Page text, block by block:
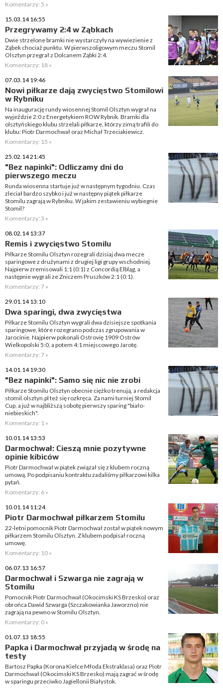
Komentarzy: 5 »
15.03.14 16:55
Przegrywamy 2:4 w Ząbkach
Dwie strzelone bramki nie wystarczyły na wywiezienie z
Ząbek chociaż punktu. W pierwszoligowym meczu Stomil
Olsztyn przegrał z Dolcanem Ząbki 2:4.
Komentarzy: 18 »
07.03.14 19:46
Nowi piłkarze dają zwycięstwo Stomilowi
w Rybniku
Na inaugurację rundy wiosennej Stomil Olsztyn wygrał na
wyjeździe 2:0 z Energetykiem ROW Rybnik. Bramki dla
olsztyńskiego klubu strzelali piłkarze, którzy zimą trafili do
klubu: Piotr Darmochwał oraz Michał Trzeciakiewicz.
Komentarzy: 15 »
25.02.14 21:45
"Bez napinki": Odliczamy dni do
pierwszego meczu
Runda wiosenna startuje już w następnym tygodniu. Czas
zleciał bardzo szybko i już w następny piątek piłkarze
Stomilu zagrają w Rybniku. W jakim zestawieniu wybiegnie
Stomil?
Komentarzy: 3 »
08.02.14 13:37
Remis i zwycięstwo Stomilu
Piłkarze Stomilu Olsztyn rozegrali dzisiaj dwa mecze
sparingowe z drużynami z drugiej ligi grupy wschodniej.
Najpierw zremisowali 1:1 (0:1) z Concordią Elbląg, a
następnie wygrali ze Zniczem Pruszków 2:1 (0:1).
Komentarzy: 7 »
29.01.14 13:10
Dwa sparingi, dwa zwycięstwa
Piłkarze Stomilu Olsztyn wygrali dwa dzisiejsze spotkania
sparingowe, które rozegrano podczas zgrupowania w
Jarocinie. Najpierw pokonali Ostrovię 1909 Ostrów
Wielkopolski 5:0, a potem 4:1 miejscowego Jarotę.
Komentarzy: 7 »
14.01.14 19:30
"Bez napinki": Samo się nic nie zrobi
Piłkarze Stomilu Olsztyn obecnie ciężko trenują, a redakcja
stomil.olsztyn.pl też się rozkręca. Za nami turniej Stomil
Cup, a już w najbliższą sobotę pierwszy sparing "biało-
niebieskich".
Komentarzy: 1 »
10.01.14 13:53
Darmochwał: Cieszą mnie pozytywne
opinie kibiców
Piotr Darmochwał w piątek związał się z klubem roczną
umową. Po podpisaniu kontraktu zadaliśmy piłkarzowi kilka
pytań.
Komentarzy: 6 »
10.01.14 11:24
Piotr Darmochwał piłkarzem Stomilu
22-letni pomocnik Piotr Darmochwał został w piątek nowym
piłkarzem Stomilu Olsztyn. Z klubem podpisał roczną
umowę.
Komentarzy: 10 »
06.07.13 16:57
Darmochwał i Szwarga nie zagrają w
Stomilu
Pomocnik Piotr Darmochwał (Okocimski KS Brzesko) oraz
obrońca Dawid Szwarga (Szczakowianka Jaworzno) nie
zagrają na pewno w Stomilu Olsztyn.
Komentarzy: 0 »
01.07.13 18:55
Papka i Darmochwał przyjadą w środę na
testy
Bartosz Papka (Korona Kielce Młoda Ekstraklasa) oraz Piotr
Darmochwał (Okocimski KS Brzesko) mają zagrać w środę
w sparingu przeciwko Jagiellonii Białystok.